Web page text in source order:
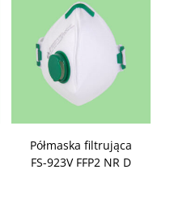
Półmaska filtrująca
FS-923V FFP2 NR D